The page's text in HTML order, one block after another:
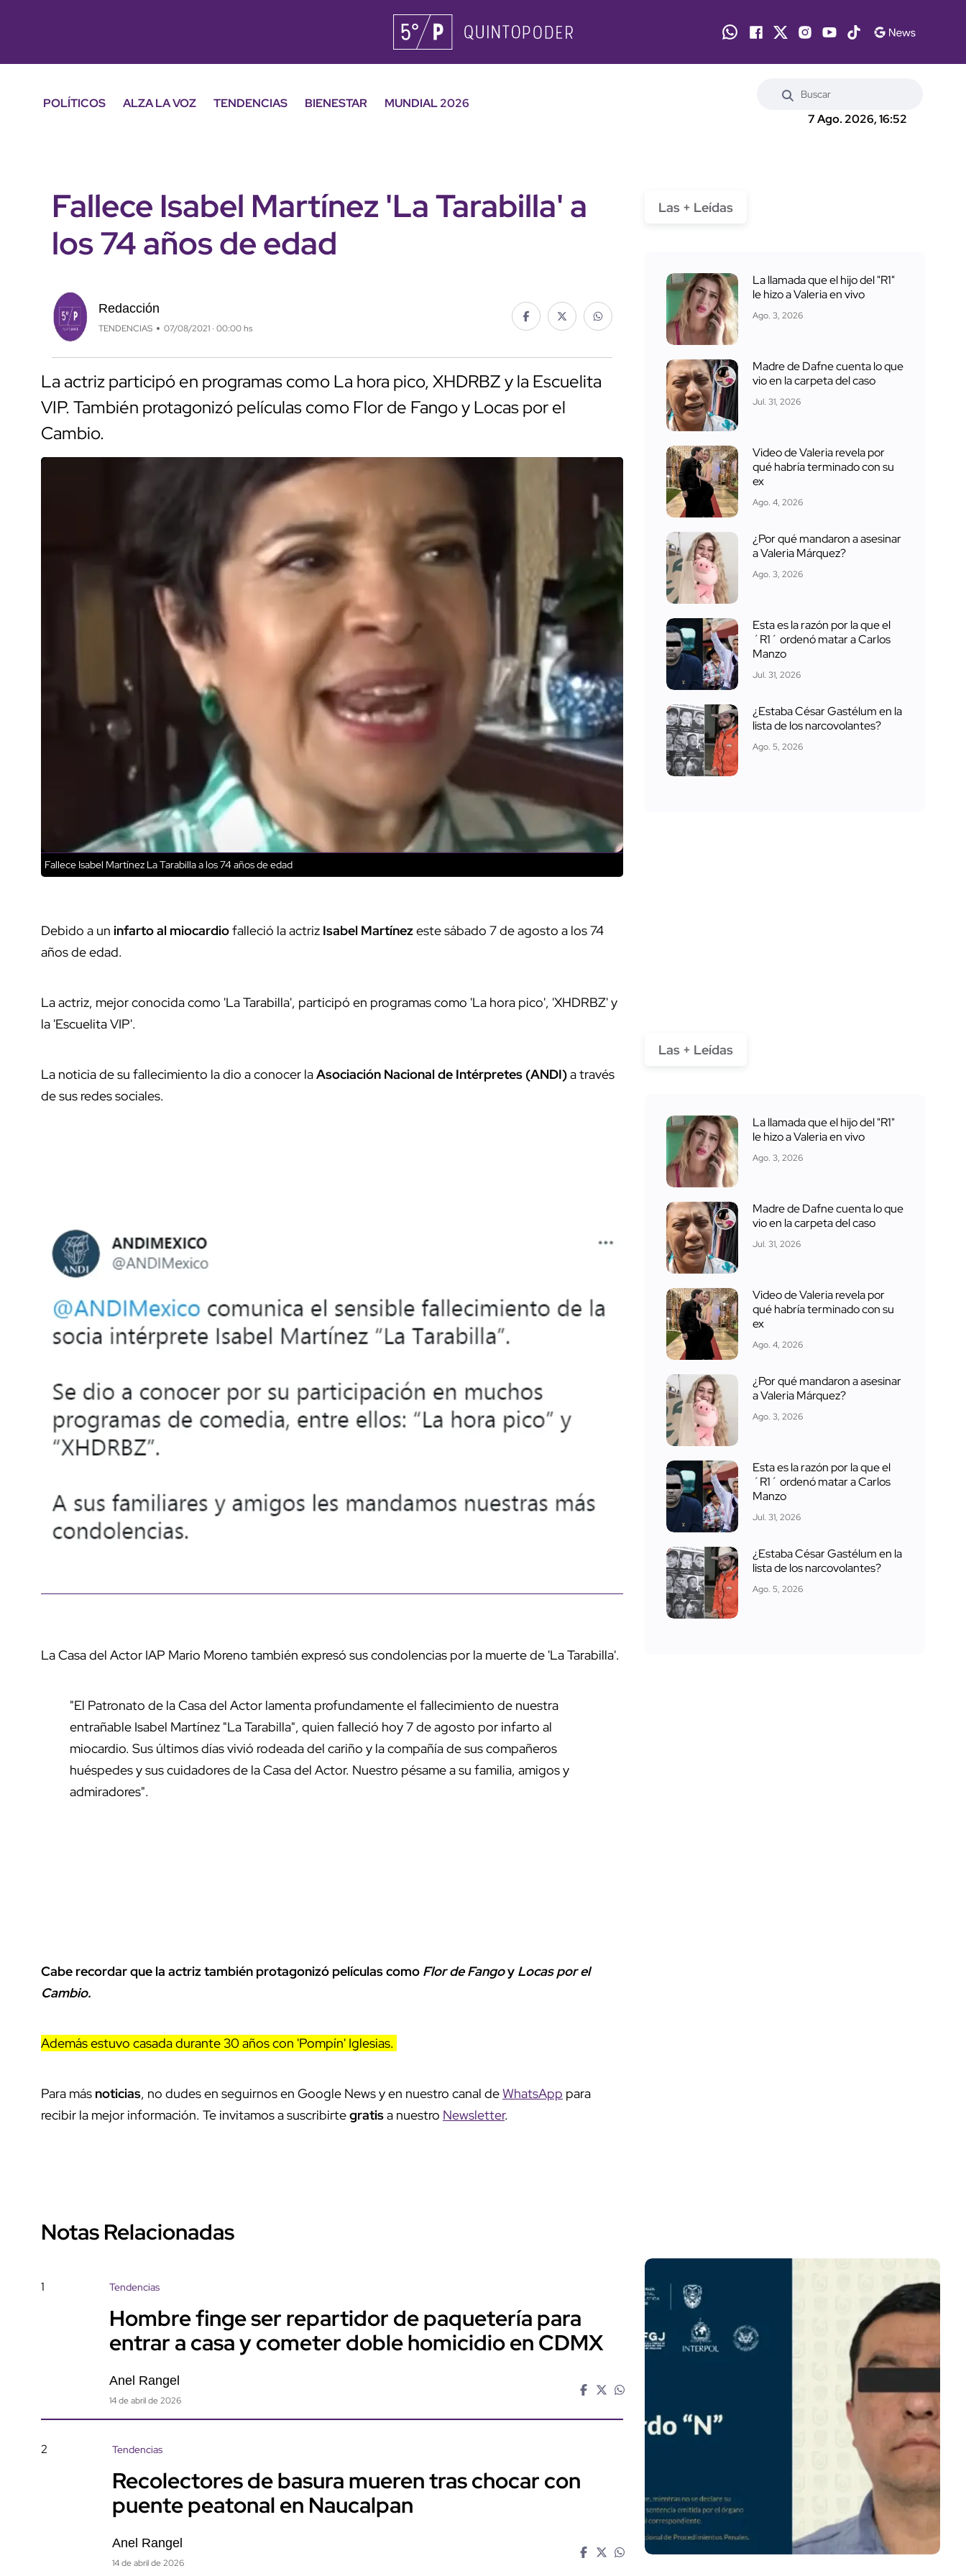
POLÍTICOS ALZA LA VOZ TENDENCIAS BIENESTAR
MUNDIAL 2026
7 Ago. 2026, 16:52
Fallece Isabel Martínez 'La Tarabilla' a
los 74 años de edad
Redacción
TENDENCIAS 07/08/2021 · 00:00 hs
La actriz participó en programas como La hora pico, XHDRBZ y la Escuelita
VIP. También protagonizó películas como Flor de Fango y Locas por el
Cambio.
Fallece Isabel Martínez La Tarabilla a los 74 años de edad
Debido a un infarto al miocardiofalleció la actriz Isabel Martínezeste sábado 7 de agosto a los 74
años de edad.
La actriz, mejor conocida como 'La Tarabilla', participó en programas como 'La hora pico', 'XHDRBZ' y
la 'Escuelita VIP'.
La noticia de su fallecimiento la dio a conocer laAsociación Nacional de Intérpretes (ANDI)a través
de sus redes sociales.
La Casa del Actor IAP Mario Moreno también expresó sus condolencias por la muerte de 'La Tarabilla'.
"El Patronato de la Casa del Actor lamenta profundamente el fallecimiento de nuestra
entrañable Isabel Martínez "La Tarabilla", quien falleció hoy 7 de agosto por infarto al
miocardio. Sus últimos días vivió rodeada del cariño y la compañía de sus compañeros
huéspedes y sus cuidadores de la Casa del Actor. Nuestro pésame a su familia, amigos y
admiradores".
Cabe recordar que la actriz también protagonizó películas como Flor de Fangoy Locas por el
Cambio.
Además estuvo casada durante 30 años con 'Pompín' Iglesias.
Para más noticias, no dudes en seguirnos en Google News y en nuestro canal deWhatsApp para
recibir la mejor información. Te invitamos a suscribirtegratisa nuestro Newsletter.
Notas Relacionadas
1 Tendencias
Hombre finge ser repartidor de paquetería para
entrar a casa y cometer doble homicidio en CDMX
Anel Rangel
14 de abril de 2026
2 Tendencias
Recolectores de basura mueren tras chocar con
puente peatonal en Naucalpan
Anel Rangel
14 de abril de 2026
Las + Leídas
La llamada que el hijo del "R1"
le hizo a Valeria en vivo
Ago. 3, 2026
Madre de Dafne cuenta lo que
vio en la carpeta del caso
Jul. 31, 2026
Video de Valeria revela por
qué habría terminado con su
ex
Ago. 4, 2026
¿Por qué mandaron a asesinar
a Valeria Márquez?
Ago. 3, 2026
Esta es la razón por la que el
´R1´ ordenó matar a Carlos
Manzo
Jul. 31, 2026
¿Estaba César Gastélum en la
lista de los narcovolantes?
Ago. 5, 2026
Las + Leídas
La llamada que el hijo del "R1"
le hizo a Valeria en vivo
Ago. 3, 2026
Madre de Dafne cuenta lo que
vio en la carpeta del caso
Jul. 31, 2026
Video de Valeria revela por
qué habría terminado con su
ex
Ago. 4, 2026
¿Por qué mandaron a asesinar
a Valeria Márquez?
Ago. 3, 2026
Esta es la razón por la que el
´R1´ ordenó matar a Carlos
Manzo
Jul. 31, 2026
¿Estaba César Gastélum en la
lista de los narcovolantes?
Ago. 5, 2026